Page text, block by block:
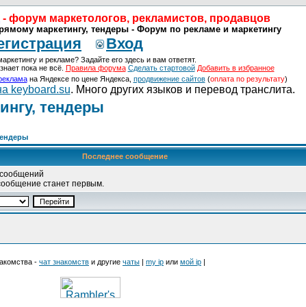
- форум маркетологов, рекламистов, продавцов
маркетингу, тендеры - Форум по рекламе и маркетингу
Вход
и рекламе? Задайте его здесь и вам ответят.
пока не всё. Правила форума Сделать стартовой Добавить в избранное
на Яндексе по цене Яндекса, продвижение сайтов(оплата по результату)
keyboard.su. Много других языков и перевод транслита.
тендеры
Последнее сообщение
станет первым.
- чат знакомств и другие чаты | my ip или мой ip |